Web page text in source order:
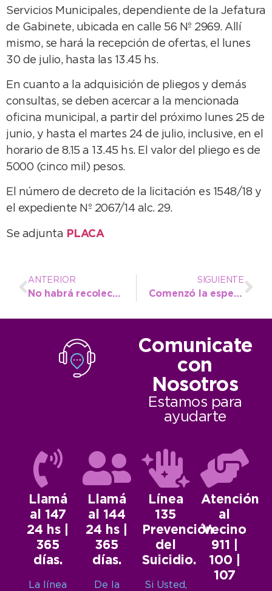
Servicios Municipales, dependiente de la Jefatura
de Gabinete, ubicada en calle 56 Nº 2969. Allí
mismo, se hará la recepción de ofertas, el lunes
30 de julio, hasta las 13.45 hs.
En cuanto a la adquisición de pliegos y demás
consultas, se deben acercar a la mencionada
oficina municipal, a partir del próximo lunes 25 de
junio, y hasta el martes 24 de julio, inclusive, en el
horario de 8.15 a 13.45 hs. El valor del pliego es de
5000 (cinco mil) pesos.
El número de decreto de la licitación es 1548/18 y
el expediente Nº 2067/14 alc. 29.
Se adjunta PLACA
ANTERIOR
No habrá recolección de residuos ni domingo a la noche ni lunes a la mañana
SIGUIENTE
Comenzó la esperada obra de recapado de la Avenida 75
Comunicate
con
Nosotros
Estamos para
ayudarte
Llamá
al 147
24 hs |
365
días.
La línea
Llamá
al 144
24 hs |
365
días.
De la
Línea
135
Prevención
del
Suicidio.
Si Usted,
Atención
al
Vecino
911 |
100 |
107